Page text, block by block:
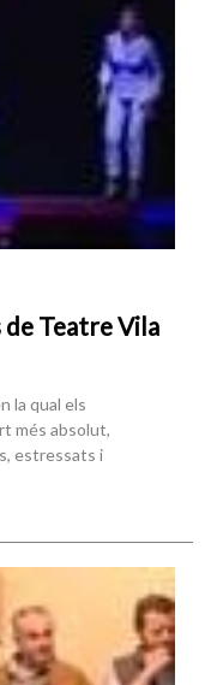
de Teatre Vila
la qual els
més absolut,
estressats i